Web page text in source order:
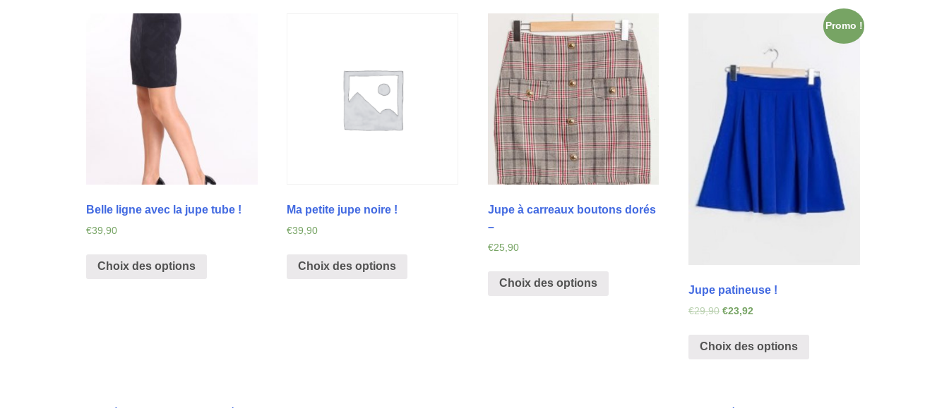
Belle ligne avec la jupe tube !
€39,90
Choix des options
Ma petite jupe noire !
€39,90
Choix des options
Jupe à carreaux boutons dorés
–
€25,90
Choix des options
Promo !
Jupe patineuse !
€29,90 €23,92
Choix des options